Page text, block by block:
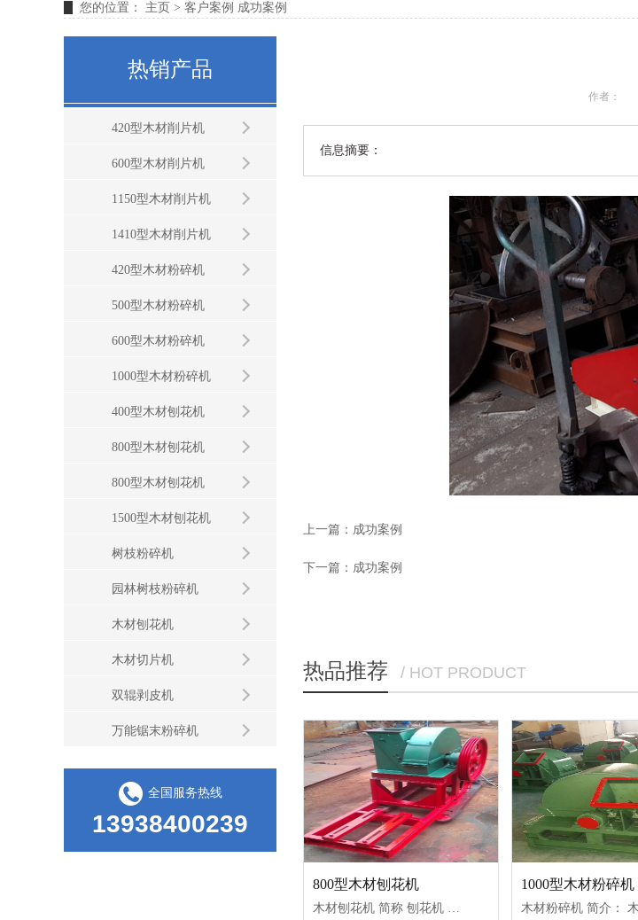
您的位置： 主页 > 客户案例 成功案例
热销产品
420型木材削片机
600型木材削片机
1150型木材削片机
1410型木材削片机
420型木材粉碎机
500型木材粉碎机
600型木材粉碎机
1000型木材粉碎机
400型木材刨花机
800型木材刨花机
800型木材刨花机
1500型木材刨花机
树枝粉碎机
园林树枝粉碎机
木材刨花机
木材切片机
双辊剥皮机
万能锯末粉碎机
全国服务热线
13938400239
作者：
信息摘要：
上一篇： 成功案例
下一篇： 成功案例
热品推荐 / HOT PRODUCT
800型木材刨花机
木材刨花机 简称 刨花机 ，该机是一种新型的木工机械设备，主要用来批量生产厚度均匀的薄片刨花，是一种自动木材刨花机。刨花机（木材刨花机）能够将木棍、树枝、树杈等原木都
1000型木材粉碎机